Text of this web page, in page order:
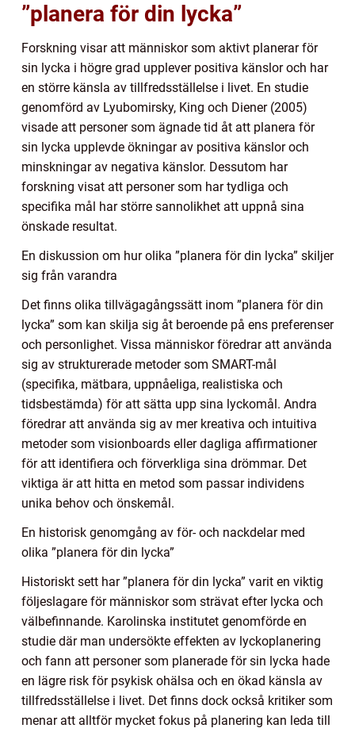
”planera för din lycka”
Forskning visar att människor som aktivt planerar för
sin lycka i högre grad upplever positiva känslor och har
en större känsla av tillfredsställelse i livet. En studie
genomförd av Lyubomirsky, King och Diener (2005)
visade att personer som ägnade tid åt att planera för
sin lycka upplevde ökningar av positiva känslor och
minskningar av negativa känslor. Dessutom har
forskning visat att personer som har tydliga och
specifika mål har större sannolikhet att uppnå sina
önskade resultat.
En diskussion om hur olika ”planera för din lycka” skiljer
sig från varandra
Det finns olika tillvägagångssätt inom ”planera för din
lycka” som kan skilja sig åt beroende på ens preferenser
och personlighet. Vissa människor föredrar att använda
sig av strukturerade metoder som SMART-mål
(specifika, mätbara, uppnåeliga, realistiska och
tidsbestämda) för att sätta upp sina lyckomål. Andra
föredrar att använda sig av mer kreativa och intuitiva
metoder som visionboards eller dagliga affirmationer
för att identifiera och förverkliga sina drömmar. Det
viktiga är att hitta en metod som passar individens
unika behov och önskemål.
En historisk genomgång av för- och nackdelar med
olika ”planera för din lycka”
Historiskt sett har ”planera för din lycka” varit en viktig
följeslagare för människor som strävat efter lycka och
välbefinnande. Karolinska institutet genomförde en
studie där man undersökte effekten av lyckoplanering
och fann att personer som planerade för sin lycka hade
en lägre risk för psykisk ohälsa och en ökad känsla av
tillfredsställelse i livet. Det finns dock också kritiker som
menar att alltför mycket fokus på planering kan leda till